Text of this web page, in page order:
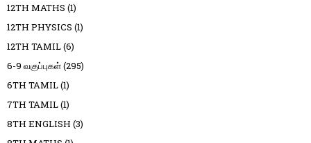
12TH MATHS (1)
12TH PHYSICS (1)
12TH TAMIL(6)
6-9 வகுப்புகள்(295)
6TH TAMIL(1)
7TH TAMIL(1)
8TH ENGLISH (3)